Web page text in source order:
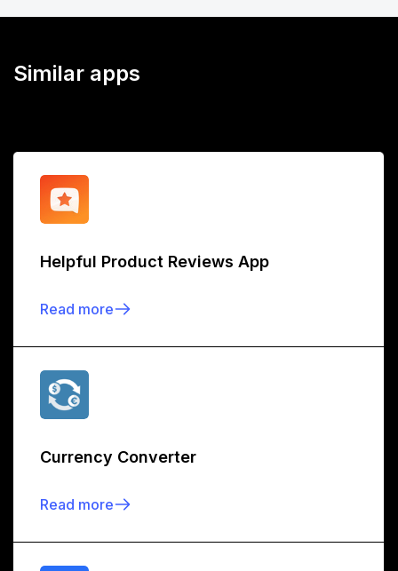
Similar apps
Helpful Product Reviews App
Read more
Currency Converter
Read more